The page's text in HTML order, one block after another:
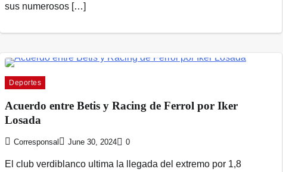
sus numerosos […]
Deportes
Acuerdo entre Betis y Racing de Ferrol por Iker
Losada
Corresponsal June 30, 2024 0
El club verdiblanco ultima la llegada del extremo por 1,8